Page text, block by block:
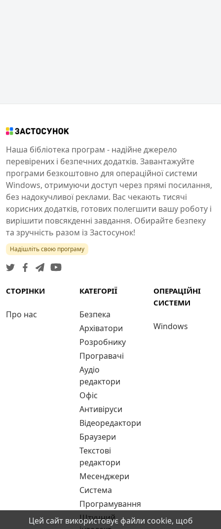
Наша бібліотека програм - надійне джерело
перевірених і безпечних додатків. Завантажуйте
програми безкоштовно для операційної системи
Windows, отримуючи доступ через прямі посилання,
без надокучливої реклами. Вас чекають тисячі
корисних додатків, готових полегшити вашу роботу і
вирішити повсякденні завдання. Обирайте безпеку
та зручність разом із Застосунок!
Надішліть свою програму
СТОРІНКИ
Про нас
КАТЕГОРІЇ
Безпека
Архіватори
Розробнику
Програвачі
Аудіо
редактори
Офіс
Антивіруси
Відеоредактори
Браузери
Текстові
редактори
Месенджери
Система
Програмування
Штучний
ОПЕРАЦІЙНІ
СИСТЕМИ
Windows
Цей сайт використовує файли cookie, щоб